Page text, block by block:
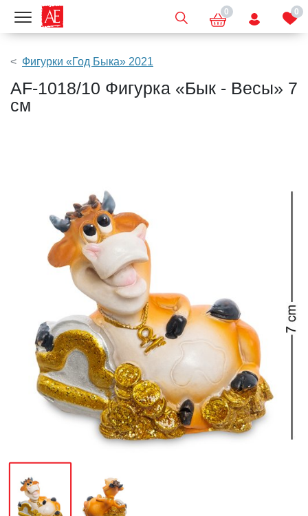
Показать меню 0 0
Фигурки «Год Быка» 2021
AF-1018/10 Фигурка «Бык - Весы» 7
см